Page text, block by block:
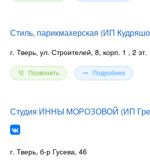
Стиль, парикмахерская (ИП
г. Тверь, ул. Строителей, 8, корп. 1 , 2 эт.
Позвонить Подробнее
Студия ИННЫ МОРОЗОВОЙ (ИП
г. Тверь, б-р Гусева, 46